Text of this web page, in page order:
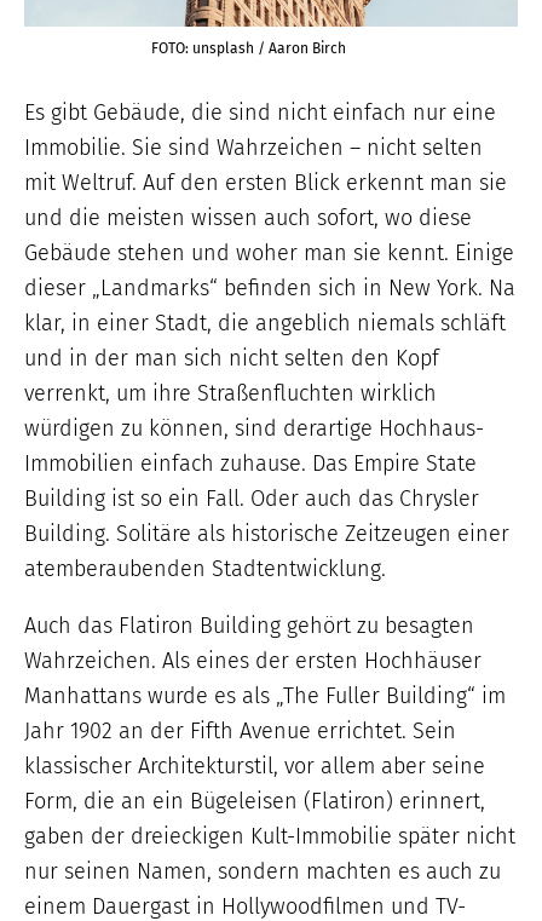
FOTO: unsplash / Aaron Birch
Es gibt Gebäude, die sind nicht einfach nur eine
Immobilie. Sie sind Wahrzeichen – nicht selten
mit Weltruf. Auf den ersten Blick erkennt man sie
und die meisten wissen auch sofort, wo diese
Gebäude stehen und woher man sie kennt. Einige
dieser „Landmarks“ befinden sich in New York. Na
klar, in einer Stadt, die angeblich niemals schläft
und in der man sich nicht selten den Kopf
verrenkt, um ihre Straßenfluchten wirklich
würdigen zu können, sind derartige Hochhaus-
Immobilien einfach zuhause. Das Empire State
Building ist so ein Fall. Oder auch das Chrysler
Building. Solitäre als historische Zeitzeugen einer
atemberaubenden Stadtentwicklung.
Auch das Flatiron Building gehört zu besagten
Wahrzeichen. Als eines der ersten Hochhäuser
Manhattans wurde es als „The Fuller Building“ im
Jahr 1902 an der Fifth Avenue errichtet. Sein
klassischer Architekturstil, vor allem aber seine
Form, die an ein Bügeleisen (Flatiron) erinnert,
gaben der dreieckigen Kult-Immobilie später nicht
nur seinen Namen, sondern machten es auch zu
einem Dauergast in Hollywoodfilmen und TV-